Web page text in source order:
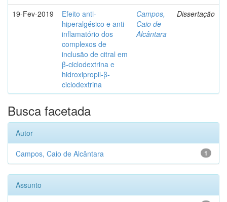
19-Fev-2019
Efeito anti-
hiperalgésico e anti-
inflamatório dos
complexos de
inclusão de citral em
β-ciclodextrina e
hidroxipropil-β-
ciclodextrina
Campos,
Caio de
Alcântara
Dissertação
Busca facetada
Autor
1
Campos, Caio de Alcântara
Assunto